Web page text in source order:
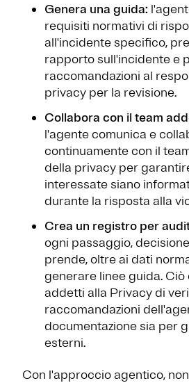
Genera una guida:
requisiti normativi di
all'incidente specifico,
rapporto sull'incidente e
raccomandazioni al
privacy per la revisione.
Collabora con il team
l'agente comunica e
continuamente con il
della privacy per
interessate siano
durante la risposta alla
Crea un registro per
ogni passaggio,
prende, oltre ai dati
generare linee guida.
addetti alla Privacy di
raccomandazioni
documentazione sia per
esterni.
Con l'approccio agentico,